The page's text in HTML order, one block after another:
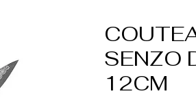
SENZO
12CM